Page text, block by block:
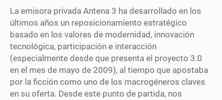
La emisora privada Antena 3 ha desarrollado en los
últimos años un reposicionamiento estratégico
basado en los valores de modernidad, innovación
tecnológica, participación e interacción
(especialmente desde que presenta el proyecto 3.0
en el mes de mayo de 2009), al tiempo que apostaba
por la ficción como uno de los macrogéneros claves
en su oferta. Desde este punto de partida, nos